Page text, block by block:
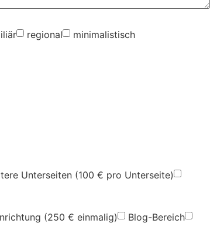
regional
minimalistisch
Unterseiten (100 € pro Unterseite)
(250 € einmalig)
Blog-Bereich